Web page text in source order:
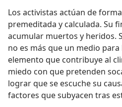
Los activistas actúan de
premeditada y calculada. Su
acumular muertos y heridos.
no es más que un medio
elemento que contribuye al
miedo con que pretenden
lograr que se escuche su
factores que subyacen tras